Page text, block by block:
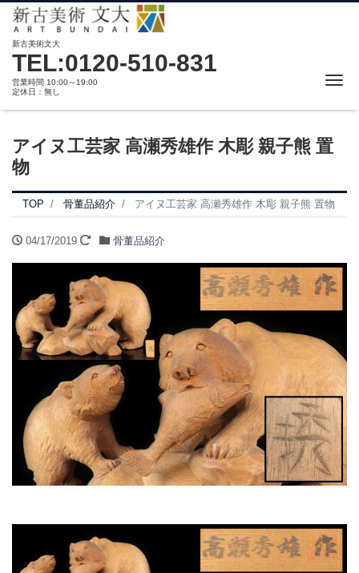
新古美術文大
TEL:0120-510-831
営業時間 10:00～19:00
定休日：無し
アイヌ工芸家 高瀬秀雄作 木彫 親子熊 置
物
TOP 骨董品紹介 アイヌ工芸家 高瀬秀雄作 木彫 親子熊 置物
04/17/2019 骨董品紹介